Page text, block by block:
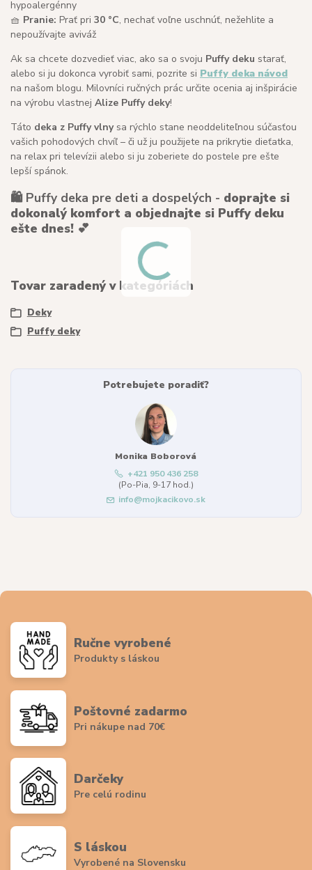
hypoalergénny
🧺 Pranie: Prať pri 30 °C, nechať voľne uschnúť, nežehlite a
nepoužívajte aviváž
Ak sa chcete dozvedieť viac, ako sa o svoju Puffy deku starať,
alebo si ju dokonca vyrobiť sami, pozrite si Puffy deka návod
na našom blogu. Milovníci ručných prác určite ocenia aj inšpirácie
na výrobu vlastnej Alize Puffy deky!
Táto deka z Puffy vlnysa rýchlo stane neoddeliteľnou súčasťou
vašich pohodových chvíľ – či už ju použijete na prikrytie dieťatka,
na relax pri televízii alebo si ju zoberiete do postele pre ešte
lepší spánok.
🛍️ Puffy deka pre deti a dospelých - doprajte si
dokonalý komfort a objednajte si Puffy deku
ešte dnes! 💕
Tovar zaradený v kategóriách
Deky
Puffy deky
Potrebujete poradiť?
Monika Boborová
+421 950 436 258
(Po-Pia, 9-17 hod.)
info@mojkacikovo.sk
Ručne vyrobené
Produkty s láskou
Poštovné zadarmo
Pri nákupe nad 70€
Darčeky
Pre celú rodinu
S láskou
Vyrobené na Slovensku